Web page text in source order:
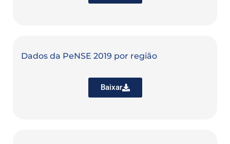
Dados da PeNSE 2019 por região
Baixar